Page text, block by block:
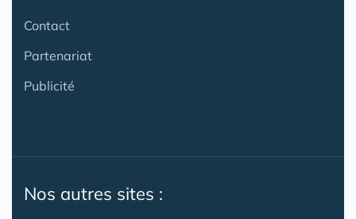
Contact
Partenariat
Publicité
Nos autres sites :